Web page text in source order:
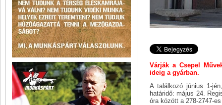
Várják a Csepel
ideig a gyárban.
A találkozó június 1-
határidő: május 24.
óra között a 278-2747-